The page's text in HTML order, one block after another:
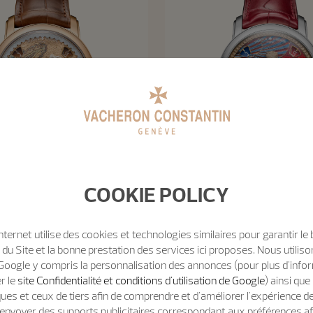
Métiers d'Art
Hommage Aux Grandes
- Tibre De L’Iseum Campense
Métiers d'Art
Métiers D'Art Hommage
Civilisations - Lamassu De
42 mm - Or blanc
COOKIE POLICY
utilise des cookies et technologies similaires pour garantir le
Site et la bonne prestation des services ici proposes. Nous
y compris la personnalisation des annonces (pour plus
lesite Confidentialité et conditions d'utilisation de Google) ainsi
et ceux de tiers afin de comprendre et d'améliorer l'expérience